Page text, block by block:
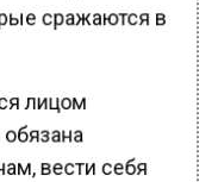
сражаются в
лицом
вести себя